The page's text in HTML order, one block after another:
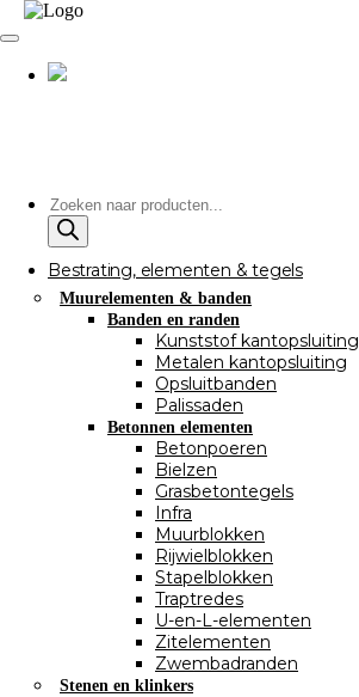
Producten
zoeken
Bestrating, elementen & tegels
Muurelementen & banden
Banden en randen
Kunststof kantopsluiting
Metalen kantopsluiting
Opsluitbanden
Palissaden
Betonnen elementen
Betonpoeren
Bielzen
Grasbetontegels
Infra
Muurblokken
Rijwielblokken
Stapelblokken
Traptredes
U-en-L-elementen
Zitelementen
Zwembadranden
Stenen en klinkers